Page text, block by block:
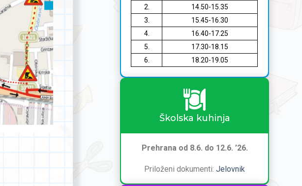
2.
14.50-15.35
3.
15.45-16.30
4.
16.40-17.25
5.
17.30-18.15
6.
18.20-19.05
Školska kuhinja
Prehrana od 8.6. do 12.6. ’26.
Priloženi dokumenti:Jelovnik